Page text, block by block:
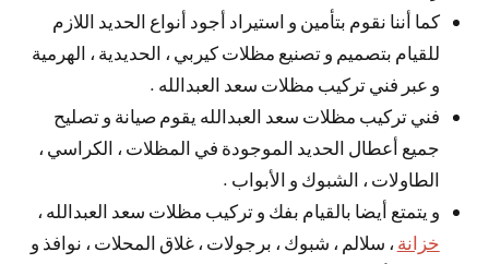
كما أننا نقوم بتأمين و استيراد أجود أنواع الحديد اللازم
للقيام بتصميم و تصنيع مظلات كيربي ، الحديدية ، الهرمية
و عبر فني تركيب مظلات سعد العبدالله .
فني تركيب مظلات سعد العبدالله يقوم صيانة و تصليح
جميع أعطال الحديد الموجودة في المظلات ، الكراسي ،
الطاولات ، الشبوك و الأبواب .
و يتمتع أيضا بالقيام بفك و تركيب مظلات سعد العبدالله ،
خزانة ، سلالم ، شبوك ، برجولات ، غلاق المحلات ، نوافذ و